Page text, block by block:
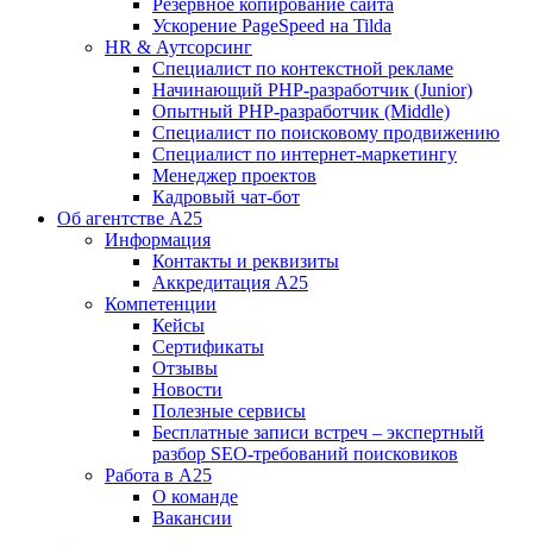
Резервное копирование сайта
Ускорение PageSpeed на Tilda
HR & Аутсорсинг
Специалист по контекстной рекламе
Начинающий PHP-разработчик (Junior)
Опытный PHP-разработчик (Middle)
Специалист по поисковому продвижению
Специалист по интернет-маркетингу
Менеджер проектов
Кадровый чат-бот
Об агентстве А25
Информация
Контакты и реквизиты
Аккредитация А25
Компетенции
Кейсы
Сертификаты
Отзывы
Новости
Полезные сервисы
Бесплатные записи встреч – экспертный
разбор SEO-требований поисковиков
Работа в А25
О команде
Вакансии